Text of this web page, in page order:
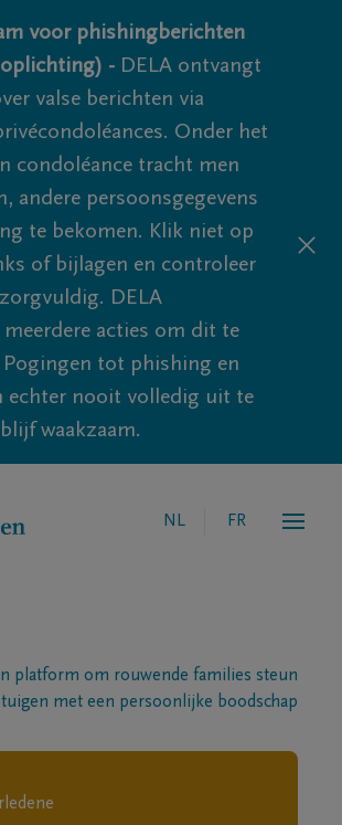
voor phishingberichten
- DELA ontvangt
valse berichten via
Onder het
condoléance tracht men
andere persoonsgegevens
te bekomen. Klik niet op
of bijlagen en controleer
DELA
acties om dit te
tot phishing en
echter nooit volledig uit te
waakzaam.
NL FR
platform om rouwende families steun
met een persoonlijke boodschap